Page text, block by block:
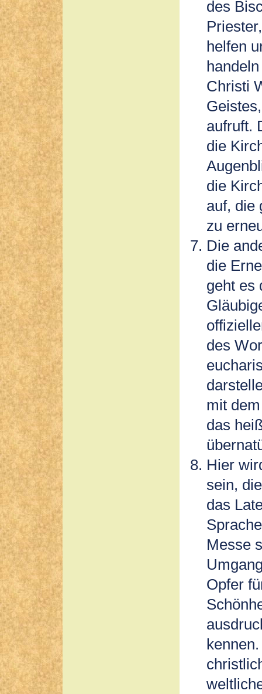
des
helfen
Christi
aufruft.
die
die
auf, die
zu
Die
die
geht es
des
mit
das
Hier
sein,
das
Messe
Opfer